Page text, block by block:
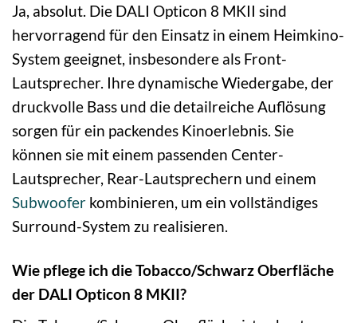
Ja, absolut. Die DALI Opticon 8 MKII sind
hervorragend für den Einsatz in einem Heimkino-
System geeignet, insbesondere als Front-
Lautsprecher. Ihre dynamische Wiedergabe, der
druckvolle Bass und die detailreiche Auflösung
sorgen für ein packendes Kinoerlebnis. Sie
können sie mit einem passenden Center-
Lautsprecher, Rear-Lautsprechern und einem
Subwoofer kombinieren, um ein vollständiges
Surround-System zu realisieren.
Wie pflege ich die Tobacco/Schwarz Oberfläche
der DALI Opticon 8 MKII?